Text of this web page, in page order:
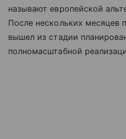
называют европейской
После нескольких месяцев
вышел из стадии
полномасштабной